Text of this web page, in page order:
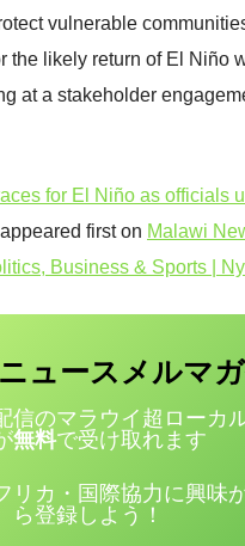
vulnerable
the likely return of El Niño
at a stakeholder
for El Niño as officials
appeared first on Malawi
Business & Sports |
ュース メルマガ
信のマラウイ超ローカ
無料で受け取れます
リカ・国際協力に興味
ら登録しよう！